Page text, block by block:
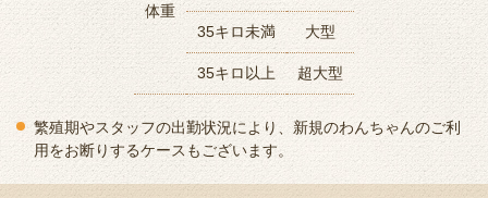
体重
35キロ未満 大型
35キロ以上 超大型
繁殖期やスタッフの出勤状況により、新規のわんちゃんのご利
用をお断りするケースもございます。